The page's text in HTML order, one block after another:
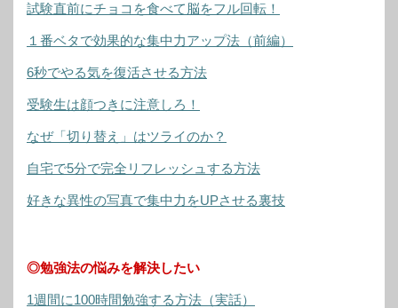
試験直前にチョコを食べて脳をフル回転！
１番ベタで効果的な集中力アップ法（前編）
6秒でやる気を復活させる方法
受験生は顔つきに注意しろ！
なぜ「切り替え」はツライのか？
自宅で5分で完全リフレッシュする方法
好きな異性の写真で集中力をUPさせる裏技
◎勉強法の悩みを解決したい
1週間に100時間勉強する方法（実話）